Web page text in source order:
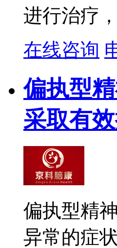
进行治疗
在线咨询
偏执型
采取有
偏执型精
异常的症